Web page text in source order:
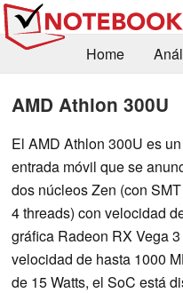
Home
Contacto
AMD Athlon 300U
El AMD Athlon 300U es
entrada móvil que se
dos núcleos Zen (con
4 threads) con velocidad
gráfica Radeon RX Vega
velocidad de hasta 1000
de 15 Watts, el SoC está